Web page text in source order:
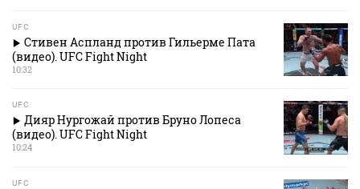
UFC
Стивен Аспланд против Гильерме Пата
(видео). UFC Fight Night
10:32
UFC
Дияр Нургожай против Бруно Лопеса
(видео). UFC Fight Night
10:24
UFC